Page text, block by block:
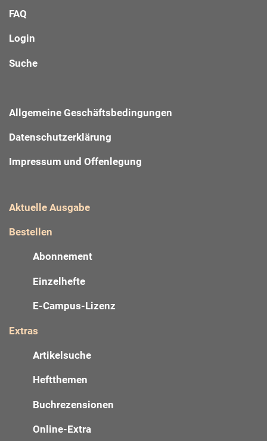
FAQ
Login
Suche
Allgemeine Geschäftsbedingungen
Datenschutzerklärung
Impressum und Offenlegung
Aktuelle Ausgabe
Bestellen
Abonnement
Einzelhefte
E-Campus-Lizenz
Extras
Artikelsuche
Heftthemen
Buchrezensionen
Online-Extra